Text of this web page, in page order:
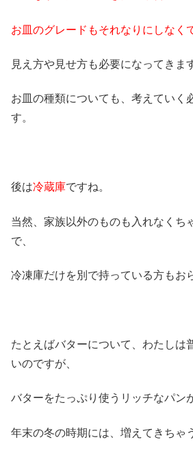
お皿のグレードもそれなりにしなく
見え方や見せ方も必要になってきま
お皿の種類についても、考えていく
す。
後は冷蔵庫ですね。
当然、家族以外のものも入れなくち
で、
冷凍庫だけを別で持っている方もお
たとえばバターについて、わたしは
いのですが、
バターをたっぷり使うリッチなパン
年末の冬の時期には、増えてきちゃ